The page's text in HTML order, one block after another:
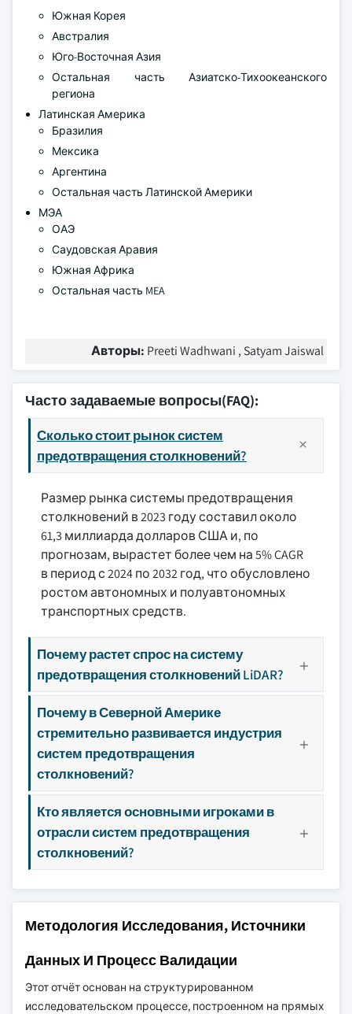
Южная Корея
Австралия
Юго-Восточная Азия
Остальная часть Азиатско-Тихоокеанского
региона
Латинская Америка
Бразилия
Мексика
Аргентина
Остальная часть Латинской Америки
МЭА
ОАЭ
Саудовская Аравия
Южная Африка
Остальная часть MEA
Авторы: Preeti Wadhwani , Satyam Jaiswal
Часто задаваемые вопросы(FAQ):
Сколько стоит рынок систем
предотвращения столкновений?
Размер рынка системы предотвращения
столкновений в 2023 году составил около
61,3 миллиарда долларов США и, по
прогнозам, вырастет более чем на 5% CAGR
в период с 2024 по 2032 год, что обусловлено
ростом автономных и полуавтономных
транспортных средств.
Почему растет спрос на систему
предотвращения столкновений LiDAR?
Почему в Северной Америке
стремительно развивается индустрия
систем предотвращения
столкновений?
Кто является основными игроками в
отрасли систем предотвращения
столкновений?
Методология Исследования, Источники
Данных И Процесс Валидации
Этот отчёт основан на структурированном
исследовательском процессе, построенном на прямых